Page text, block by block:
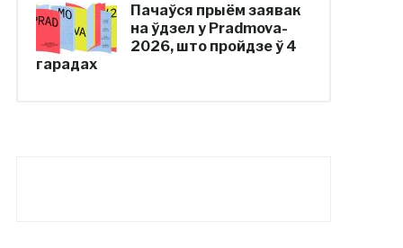
Пачаўся прыём заявак
на ўдзел у Pradmova-
2026, што пройдзе ў 4
гарадах